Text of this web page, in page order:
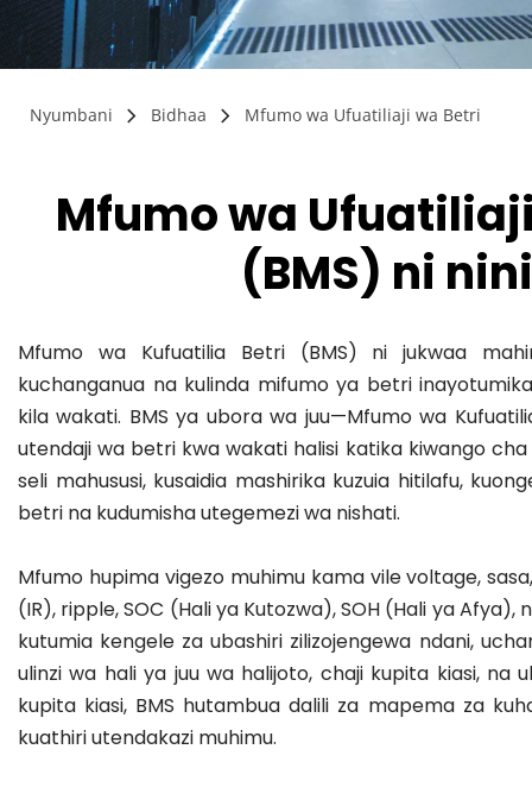
Nyumbani Bidhaa Mfumo wa Ufuatiliaji wa Betri
Mfumo wa
(BMS) ni
Mfumo wa Kufuatilia Betri (BMS) ni jukwaa
kuchanganua na kulinda mifumo ya betri
kila wakati. BMS ya ubora wa juu—Mfumo wa
utendaji wa betri kwa wakati halisi katika kiwango
seli mahususi, kusaidia mashirika kuzuia hitilafu,
betri na kudumisha utegemezi wa nishati.
Mfumo hupima vigezo muhimu kama vile voltage,
(IR), ripple, SOC (Hali ya Kutozwa), SOH (Hali ya Afya),
kutumia kengele za ubashiri zilizojengewa ndani,
ulinzi wa hali ya juu wa halijoto, chaji kupita kiasi, na
kupita kiasi, BMS hutambua dalili za mapema za
kuathiri utendakazi muhimu.